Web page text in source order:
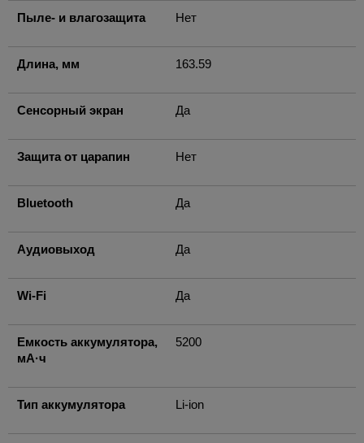
Пыле- и влагозащита Нет
Длина, мм 163.59
Сенсорный экран Да
Защита от царапин Нет
Bluetooth Да
Аудиовыход Да
Wi-Fi Да
Емкость аккумулятора,
мА·ч
5200
Тип аккумулятора Li-ion